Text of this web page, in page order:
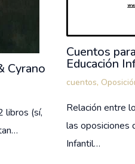
Cyrano
libros (sí,
Cuentos
Educación
cuentos,
Relación entre
las oposiciones
Infantil…